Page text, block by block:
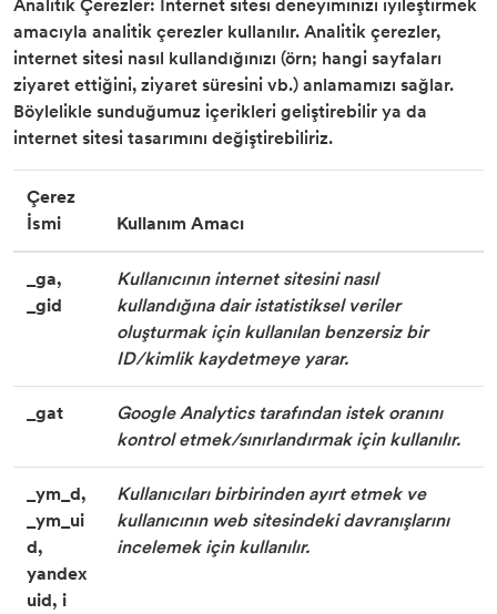
amacıyla analitik çerezler kullanılır. Analitik çerezler,
internet sitesi nasıl kullandığınızı (örn; hangi sayfaları
ziyaret ettiğini, ziyaret süresini vb.) anlamamızı sağlar.
Böylelikle sunduğumuz içerikleri geliştirebilir ya da
internet sitesi tasarımını değiştirebiliriz.
Çerez
İsmi
Kullanım Amacı
_ga,
_gid
Kullanıcının internet sitesini nasıl
kullandığına dair istatistiksel veriler
oluşturmak için kullanılan benzersiz bir
ID/kimlik kaydetmeye yarar.
_gat
Google Analytics tarafından istek oranını
kontrol etmek/sınırlandırmak için kullanılır.
_ym_d,
_ym_ui
d,
yandex
uid, i
Kullanıcıları birbirinden ayırt etmek ve
kullanıcının web sitesindeki davranışlarını
incelemek için kullanılır.